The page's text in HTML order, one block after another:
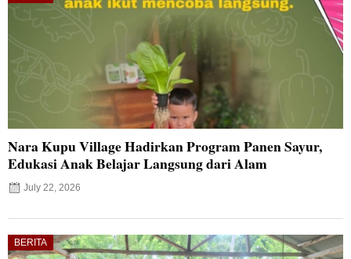
Nara Kupu Village Hadirkan Program Panen Sayur,
Edukasi Anak Belajar Langsung dari Alam
July 22, 2026
BERITA